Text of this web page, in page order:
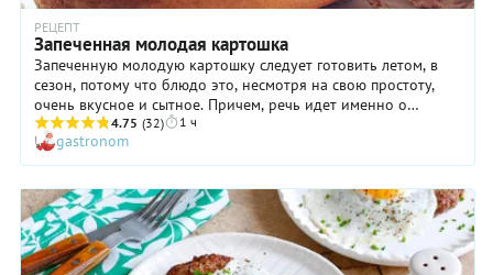
РЕЦЕПТ
Запеченная молодая картошка
Запеченную молодую картошку следует готовить летом, в
сезон, потому что блюдо это, несмотря на свою простоту,
очень вкусное и сытное. Причем, речь идет именно о
корнеплодах с тоненькой кудрявой кожицей, выращенных в
средней или нашей же южной полосе. Такую картошку и
чистить-то не стоит: достаточно просто вымыть с помощью
щетки. Тем более что именно под тонкой кожицей как раз и
находятся все самые ценные питательные вещества. Ну а
если молодую картошку запечь так, как мы предлагаем,
получится очень полезное аппетитное блюдо, которое по
достоинству оценят ваши близкие.
4.75 (32) 1 ч
gastronom